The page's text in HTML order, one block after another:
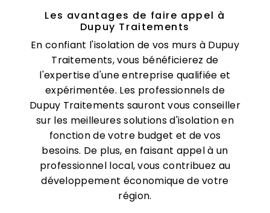
Les avantages de faire appel à
Dupuy Traitements
En confiant l'isolation de vos murs à Dupuy
Traitements, vous bénéficierez de
l'expertise d'une entreprise qualifiée et
expérimentée. Les professionnels de
Dupuy Traitements sauront vous conseiller
sur les meilleures solutions d'isolation en
fonction de votre budget et de vos
besoins. De plus, en faisant appel à un
professionnel local, vous contribuez au
développement économique de votre
région.